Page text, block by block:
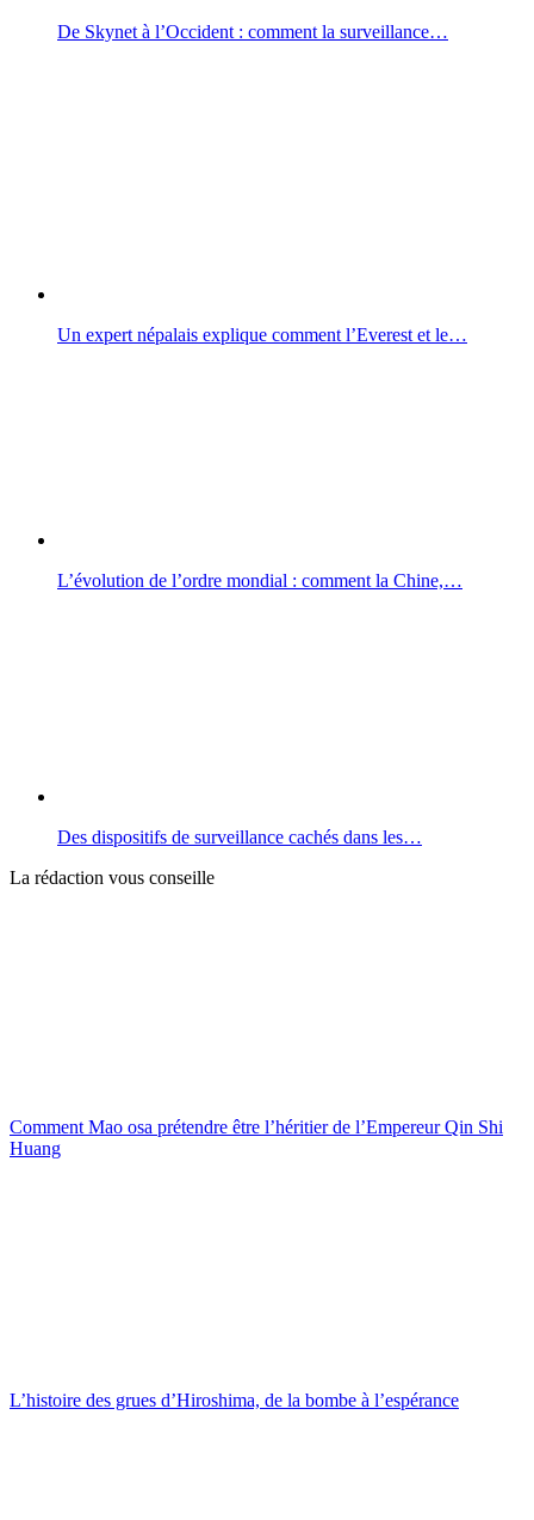
De Skynet à l’Occident : comment la surveillance…
Un expert népalais explique comment l’Everest et le…
L’évolution de l’ordre mondial : comment la Chine,…
Des dispositifs de surveillance cachés dans les…
La rédaction vous conseille
Comment Mao osa prétendre être l’héritier de l’Empereur Qin Shi
Huang
L’histoire des grues d’Hiroshima, de la bombe à l’espérance